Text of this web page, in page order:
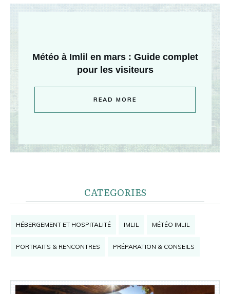
Météo à Imlil en mars : Guide complet
pour les visiteurs
READ MORE
CATEGORIES
HÉBERGEMENT ET HOSPITALITÉ IMLIL MÉTÉO IMLIL
PORTRAITS & RENCONTRES PRÉPARATION & CONSEILS